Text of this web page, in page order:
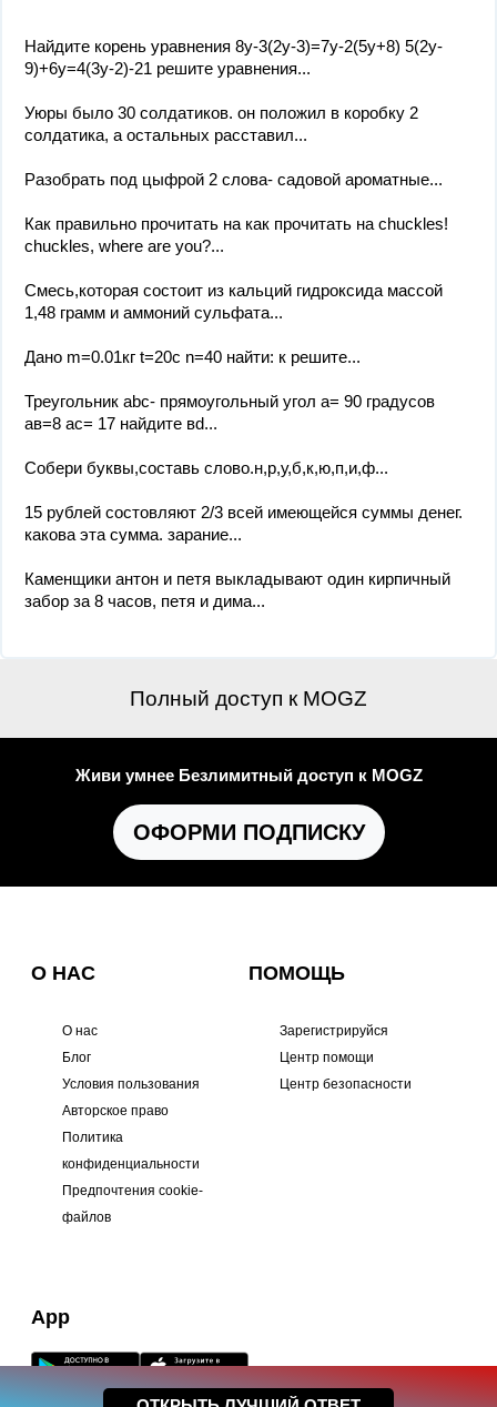
Найдите корень уравнения 8y-3(2y-3)=7y-2(5y+8) 5(2y-
9)+6y=4(3y-2)-21 решите уравнения...
Уюры было 30 солдатиков. он положил в коробку 2
солдатика, а остальных расставил...
Разобрать под цыфрой 2 слова- садовой ароматные...
Как правильно прочитать на как прочитать на chuckles!
chuckles, where are you?...
Смесь,которая состоит из кальций гидроксида массой
1,48 грамм и аммоний сульфата...
Дано m=0.01кг t=20с n=40 найти: к решите...
Треугольник abc- прямоугольный угол а= 90 градусов
ав=8 ас= 17 найдите вd...
Собери буквы,составь слово.н,р,у,б,к,ю,п,и,ф...
15 рублей состовляют 2/3 всей имеющейся суммы денег.
какова эта сумма. зарание...
Каменщики антон и петя выкладывают один кирпичный
забор за 8 часов, петя и дима...
Полный доступ к MOGZ
Живи умнее Безлимитный доступ к MOGZ
ОФОРМИ ПОДПИСКУ
О НАС
О нас
Блог
Условия пользования
Авторское право
Политика
конфиденциальности
Предпочтения cookie-
файлов
ПОМОЩЬ
Зарегистрируйся
Центр помощи
Центр безопасности
App